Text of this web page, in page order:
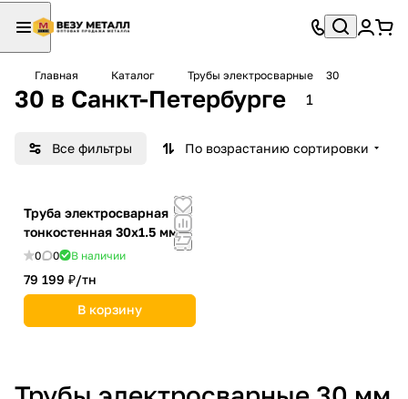
Главная Каталог Трубы электросварные 30
30 в Санкт-Петербурге 1
Все фильтры По возрастанию сортировки
Труба электросварная
тонкостенная 30х1.5 мм
0 0 В наличии
79 199 ₽/тн
В корзину